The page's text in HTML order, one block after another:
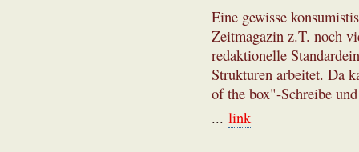
Eine gewisse
Zeitmagazin z.T. noch
redaktionelle
Strukturen arbeitet. Da
of the box"-Schreibe
... link